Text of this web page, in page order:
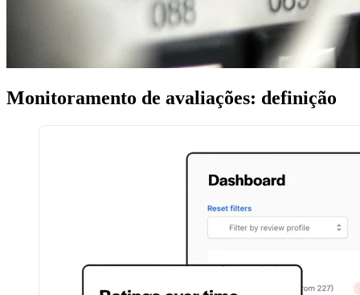
Monitoramento de avaliações: definição